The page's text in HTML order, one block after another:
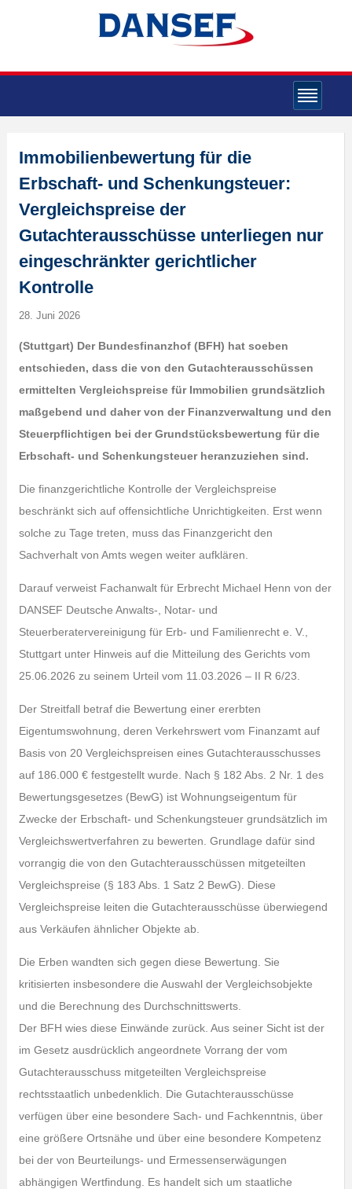
Immobilienbewertung für die
Erbschaft- und Schenkungsteuer:
Vergleichspreise der
Gutachterausschüsse unterliegen nur
eingeschränkter gerichtlicher
Kontrolle
28. Juni 2026
(Stuttgart) Der Bundesfinanzhof (BFH) hat soeben
entschieden, dass die von den Gutachterausschüssen
ermittelten Vergleichspreise für Immobilien grundsätzlich
maßgebend und daher von der Finanzverwaltung und den
Steuerpflichtigen bei der Grundstücksbewertung für die
Erbschaft- und Schenkungsteuer heranzuziehen sind.
Die finanzgerichtliche Kontrolle der Vergleichspreise
beschränkt sich auf offensichtliche Unrichtigkeiten. Erst wenn
solche zu Tage treten, muss das Finanzgericht den
Sachverhalt von Amts wegen weiter aufklären.
Darauf verweist Fachanwalt für Erbrecht Michael Henn von der
DANSEF Deutsche Anwalts-, Notar- und
Steuerberatervereinigung für Erb- und Familienrecht e. V.,
Stuttgart unter Hinweis auf die Mitteilung des Gerichts vom
25.06.2026 zu seinem Urteil vom 11.03.2026 – II R 6/23.
Der Streitfall betraf die Bewertung einer ererbten
Eigentumswohnung, deren Verkehrswert vom Finanzamt auf
Basis von 20 Vergleichspreisen eines Gutachterausschusses
auf 186.000 € festgestellt wurde. Nach § 182 Abs. 2 Nr. 1 des
Bewertungsgesetzes (BewG) ist Wohnungseigentum für
Zwecke der Erbschaft- und Schenkungsteuer grundsätzlich im
Vergleichswertverfahren zu bewerten. Grundlage dafür sind
vorrangig die von den Gutachterausschüssen mitgeteilten
Vergleichspreise (§ 183 Abs. 1 Satz 2 BewG). Diese
Vergleichspreise leiten die Gutachterausschüsse überwiegend
aus Verkäufen ähnlicher Objekte ab.
Die Erben wandten sich gegen diese Bewertung. Sie
kritisierten insbesondere die Auswahl der Vergleichsobjekte
und die Berechnung des Durchschnittswerts.
Der BFH wies diese Einwände zurück. Aus seiner Sicht ist der
im Gesetz ausdrücklich angeordnete Vorrang der vom
Gutachterausschuss mitgeteilten Vergleichspreise
rechtsstaatlich unbedenklich. Die Gutachterausschüsse
verfügen über eine besondere Sach- und Fachkenntnis, über
eine größere Ortsnähe und über eine besondere Kompetenz
bei der von Beurteilungs- und Ermessenserwägungen
abhängigen Wertfindung. Es handelt sich um staatliche